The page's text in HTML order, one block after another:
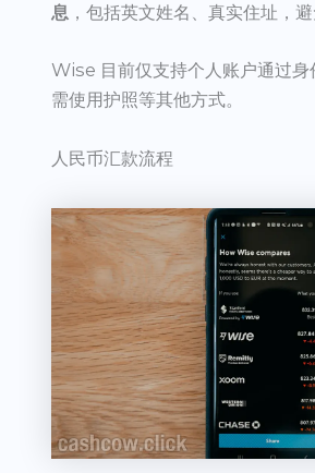
息 ，包括英文姓名、真实住址，
Wise 目前仅支持个人账户通过身
需使用护照等其他方式。
人民币汇款流程